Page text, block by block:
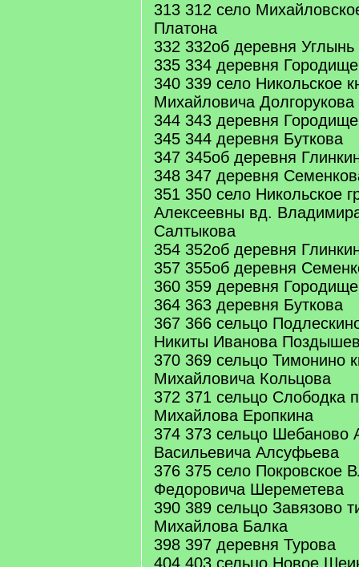
313 312 село
Платона
332 332об деревня Углынь
335 334 деревня Городище
340 339 село Никольское
Михайловича Долгорукова
344 343 деревня Городище
345 344 деревня Буткова
347 345об деревня
348 347 деревня
351 350 село Никольское
Алексеевны вд.
Салтыкова
354 352об деревня
357 355об деревня
360 359 деревня Городище
364 363 деревня Буткова
367 366 сельцо
Никиты Иванова
370 369 сельцо Тимонино
Михайловича Кольцова
372 371 сельцо Слободка
Михайлова Еропкина
374 373 сельцо Шебаново
Васильевича Алсуфьева
376 375 село Покровское
Федоровича Шереметева
390 389 сельцо Завязово
Михайлова Балка
398 397 деревня Турова
404 403 сельцо Новое